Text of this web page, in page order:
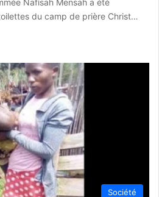
Nafisah Mensah a été
du camp de prière Christ…
Société